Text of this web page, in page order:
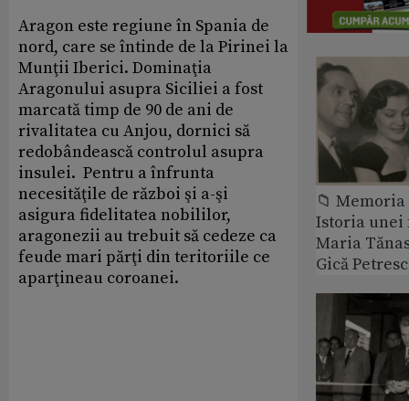
Aragon este regiune în Spania de
nord, care se întinde de la Pirinei la
Munţii Iberici. Dominaţia
Aragonului asupra Siciliei a fost
marcată timp de 90 de ani de
rivalitatea cu Anjou, dornici să
redobândească controlul asupra
insulei. Pentru a înfrunta
necesităţile de război şi a-şi
asigura fidelitatea nobililor,
aragonezii au trebuit să cedeze ca
feude mari părţi din teritoriile ce
aparţineau coroanei.
📁
Istoria
Maria
Gică